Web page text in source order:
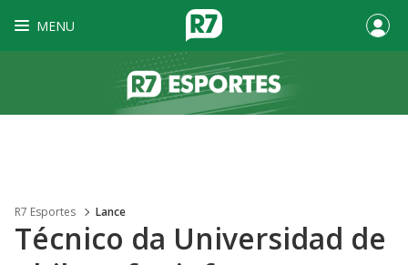
MENU
R7 Esportes Lance
Técnico da Universidad de